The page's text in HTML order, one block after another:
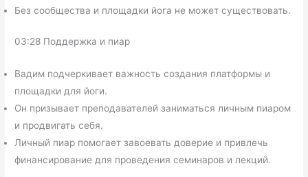
Без сообщества и площадки йога не может существовать.
03:28 Поддержка и пиар
Вадим подчеркивает важность создания платформы и
площадки для йоги.
Он призывает преподавателей заниматься личным пиаром
и продвигать себя.
Личный пиар помогает завоевать доверие и привлечь
финансирование для проведения семинаров и лекций.